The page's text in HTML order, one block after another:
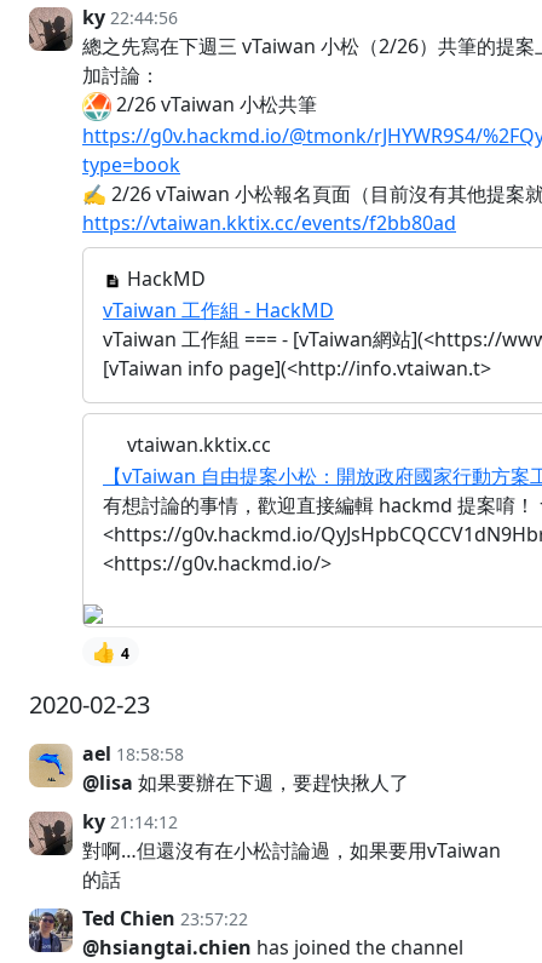
ky 22:44:56
總之先寫在下週三 vTaiwan 小松（2/26）共筆的提
加討論：
2/26 vTaiwan 小松共筆
https://g0v.hackmd.io/@tmonk/rJHYWR9S4/
type=book
✍️ 2/26 vTaiwan 小松報名頁面（目前沒有其他提案
https://vtaiwan.kktix.cc/events/f2bb80ad
HackMD
vTaiwan 工作組 - HackMD
vTaiwan 工作組 === - [vTaiwan網站](<https://
[vTaiwan info page](<http://info.vtaiwan.t>
vtaiwan.kktix.cc
【vTaiwan 自由提案小松：開放政府國家行動方案
有想討論的事情，歡迎直接編輯 hackmd 提案唷！
<https://g0v.hackmd.io/
<https://g0v.hackmd.io/>
👍 4
2020-02-23
ael 18:58:58
@lisa 如果要辦在下週，要趕快揪人了
ky 21:14:12
對啊…但還沒有在小松討論過，如果要用vTaiwan
的話
Ted Chien 23:57:22
@hsiangtai.chien has joined the channel